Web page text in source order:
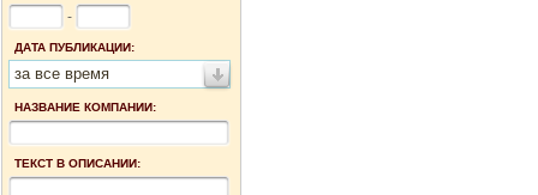
-
ДАТА ПУБЛИКАЦИИ:
за все время
НАЗВАНИЕ КОМПАНИИ:
ТЕКСТ В ОПИСАНИИ: